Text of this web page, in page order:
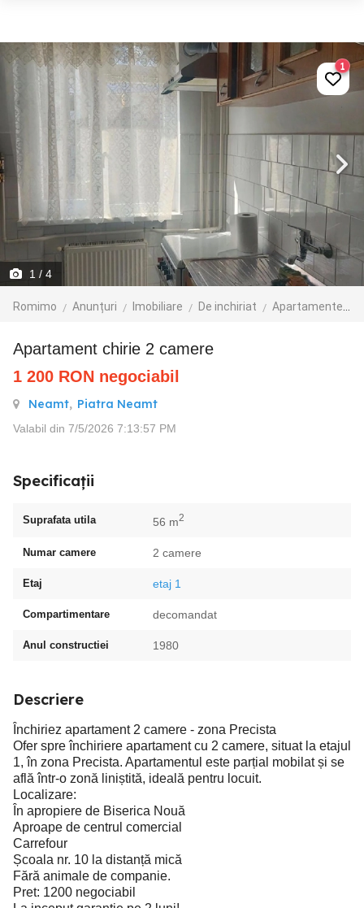
1 / 4
Romimo Anunțuri Imobiliare De inchiriat Apartamente de inchiriat
1
apartament chirie 2 camere
1 200 RON negociabil
Neamt, Piatra Neamt
Valabil din 7/5/2026 7:13:57 PM
Specificații
Suprafata utila 56 m2
Numar camere 2 camere
Etaj etaj 1
Compartimentare decomandat
Anul constructiei 1980
Descriere
Închiriez apartament 2 camere - zona Precista
Ofer spre închiriere apartament cu 2 camere, situat la etajul
1, în zona Precista. Apartamentul este parțial mobilat și se
află într-o zonă liniștită, ideală pentru locuit.
Localizare:
În apropiere de Biserica Nouă
Aproape de centrul comercial
Carrefour
Școala nr. 10 la distanță mică
Fără animale de companie.
Pret: 1200 negociabil